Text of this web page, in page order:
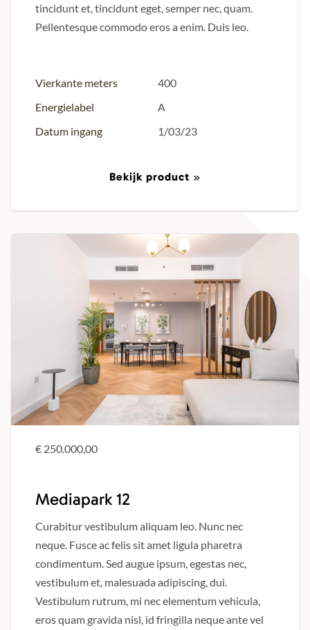
tincidunt et, tincidunt eget, semper nec, quam.
Pellentesque commodo eros a enim. Duis leo.
Bekijk product
Vierkante meters
400
Energielabel
A
Datum ingang
1/03/23
Mediapark 12
Curabitur vestibulum aliquam leo. Nunc nec
neque. Fusce ac felis sit amet ligula pharetra
condimentum. Sed augue ipsum, egestas nec,
vestibulum et, malesuada adipiscing, dui.
Vestibulum rutrum, mi nec elementum vehicula,
eros quam gravida nisl, id fringilla neque ante vel
€ 250.000,00